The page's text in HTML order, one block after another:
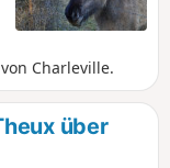
Charleville.
über